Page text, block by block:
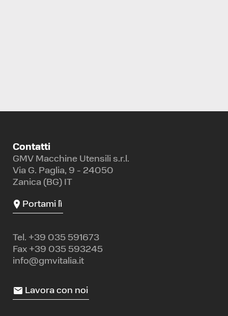
Contatti
GMV Macchine Utensili s.r.l.
Via G. Paglia, 9 - 24050
Zanica (BG) IT
Portami lì
Tel. +39 035 591673
Fax +39 035 593245
info@gmvitalia.it
Lavora con noi